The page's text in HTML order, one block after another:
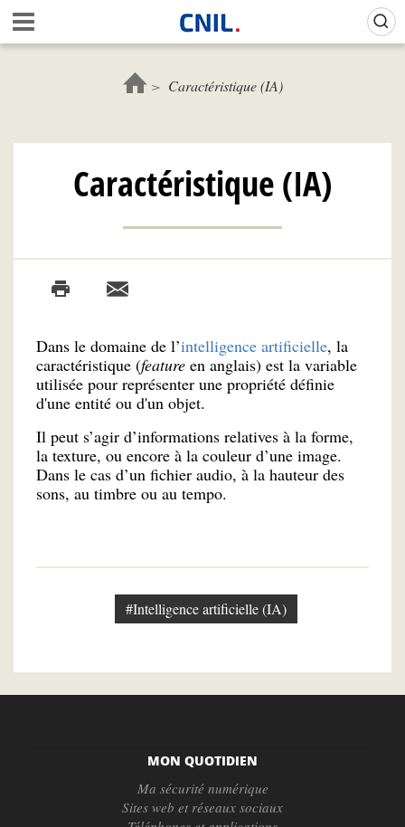
Aller
au
contenu
c
u
l
C
N
Caractéristique (IA)
Caractéristique (IA)
Dans le domaine de l’intelligence artificielle, la
caractéristique (feature en anglais) est la variable
utilisée pour représenter une propriété définie
d'une entité ou d'un objet.
Il peut s’agir d’informations relatives à la forme,
la texture, ou encore à la couleur d’une image.
Dans le cas d’un fichier audio, à la hauteur des
sons, au timbre ou au tempo.
#Intelligence artificielle (IA)
MON QUOTIDIEN
Ma sécurité numérique
Sites web et réseaux sociaux
Gestion de vos préférences sur les cookies (témoins de connexion)